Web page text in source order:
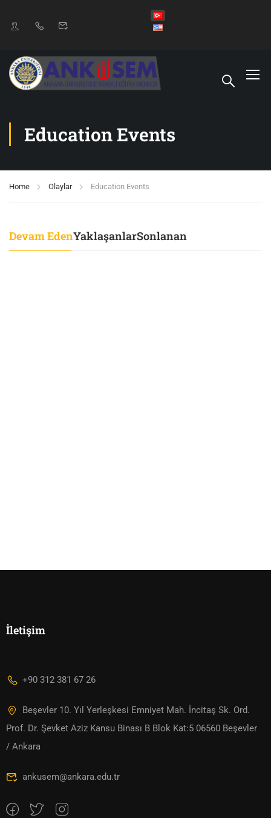
Education Events
Home Olaylar Education Events
Devam EdenYaklaşanlarSonlanan
İletişim
+90 312 381 67 26
Beşevler 10. Yıl Yerleşkesi Emniyet Mah. İncitaş Sk. Ord.
Prof. Dr. Şevket Aziz Kansu Binası B Blok Kat:5 06560 Beşevler
/ Ankara
ankusem@ankara.edu.tr